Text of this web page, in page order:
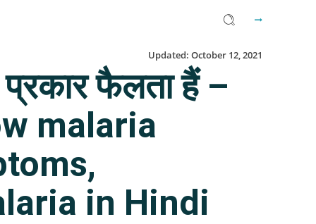
Updated: October 12, 2021
फैलता हैं –
malaria
in Hindi